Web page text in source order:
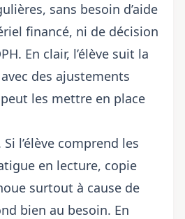
sans besoin d’aide
financé, ni de décision
En clair, l’élève suit la
des ajustements
les mettre en place
l’élève comprend les
en lecture, copie
surtout à cause de
bien au besoin. En